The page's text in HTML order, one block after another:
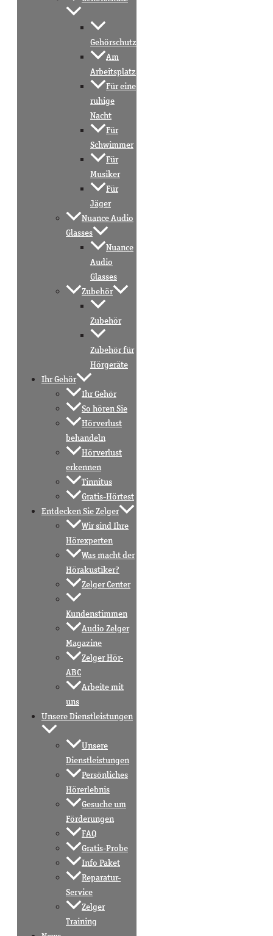
Gehörschutz
Am
Arbeitsplatz
Für eine
ruhige
Nacht
Für
Schwimmer
Für
Musiker
Für
Jäger
Nuance Audio
Glasses
Nuance
Audio
Glasses
Zubehör
Zubehör
Zubehör für
Hörgeräte
Ihr Gehör
Ihr Gehör
So hören Sie
Hörverlust
behandeln
Hörverlust
erkennen
Tinnitus
Gratis-Hörtest
Entdecken Sie Zelger
Wir sind Ihre
Hörexperten
Was macht der
Hörakustiker?
Zelger Center
Kundenstimmen
Audio Zelger
Magazine
Zelger Hör-
ABC
Arbeite mit
uns
Unsere Dienstleistungen
Unsere
Dienstleistungen
Persönliches
Hörerlebnis
Gesuche um
Förderungen
FAQ
Gratis-Probe
Info Paket
Reparatur-
Service
Zelger
Training